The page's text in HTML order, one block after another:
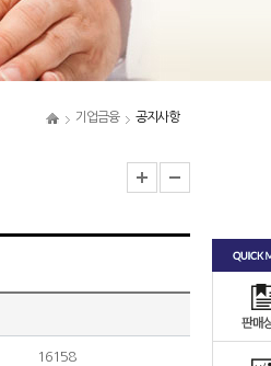
기업금융 공지사항
16158